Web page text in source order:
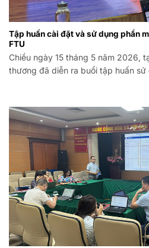
Tập huấn cài đặt và sử dụng phần
FTU
Chiều ngày 15 tháng 5 năm 2026,
thương đã diễn ra buổi tập huấn sử